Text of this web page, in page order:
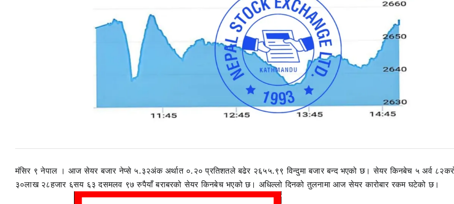
मंसिर ९ नेपाल । आज सेयर बजार नेप्से ५.३२अंक अर्थात ०.२० प्रतिशतले बढेर २६५५.९९ विन्दुमा बजार बन्द भएको छ। सेयर किनबेच ५ अर्व
३०लाख २८हजार ६सय ६३ दसमलव ९७ रुपैयाँ बराबरको सेयर किनबेच भएको छ। अधिल्लो दिनको तुलनामा आज सेयर कारोबार रकम घटेको छ।